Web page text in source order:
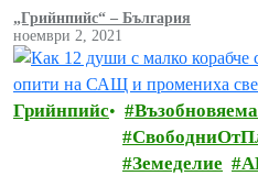
„Грийнпийс“ – България
ноември 2, 2021
Грийнпийс
Земеделие